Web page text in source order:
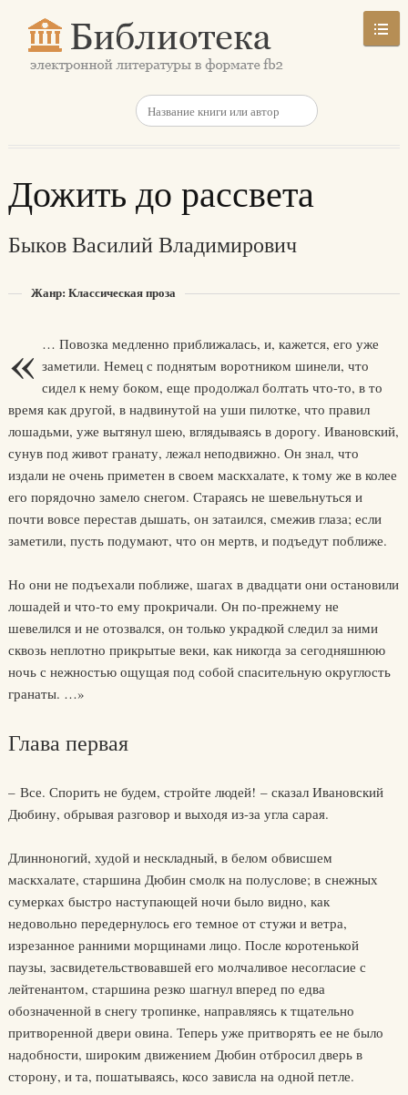
Дожить до рассвета
Быков Василий Владимирович
Жанр: Классическая проза
« … Повозка медленно приближалась, и, кажется, его уже
заметили. Немец с поднятым воротником шинели, что
сидел к нему боком, еще продолжал болтать что-то, в то
время как другой, в надвинутой на уши пилотке, что правил
лошадьми, уже вытянул шею, вглядываясь в дорогу. Ивановский,
сунув под живот гранату, лежал неподвижно. Он знал, что
издали не очень приметен в своем маскхалате, к тому же в колее
его порядочно замело снегом. Стараясь не шевельнуться и
почти вовсе перестав дышать, он затаился, смежив глаза; если
заметили, пусть подумают, что он мертв, и подъедут поближе.
Но они не подъехали поближе, шагах в двадцати они остановили
лошадей и что-то ему прокричали. Он по-прежнему не
шевелился и не отозвался, он только украдкой следил за ними
сквозь неплотно прикрытые веки, как никогда за сегодняшнюю
ночь с нежностью ощущая под собой спасительную округлость
гранаты. …»
Глава первая
– Все. Спорить не будем, стройте людей! – сказал Ивановский
Дюбину, обрывая разговор и выходя из-за угла сарая.
Длинноногий, худой и нескладный, в белом обвисшем
маскхалате, старшина Дюбин смолк на полуслове; в снежных
сумерках быстро наступающей ночи было видно, как
недовольно передернулось его темное от стужи и ветра,
изрезанное ранними морщинами лицо. После коротенькой
паузы, засвидетельствовавшей его молчаливое несогласие с
лейтенантом, старшина резко шагнул вперед по едва
обозначенной в снегу тропинке, направляясь к тщательно
притворенной двери овина. Теперь уже притворять ее не было
надобности, широким движением Дюбин отбросил дверь в
сторону, и та, пошатываясь, косо зависла на одной петле.